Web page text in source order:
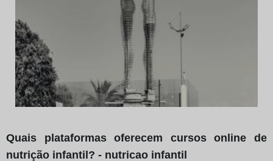
Quais plataformas oferecem cursos online de
nutrição infantil? - nutricao infantil